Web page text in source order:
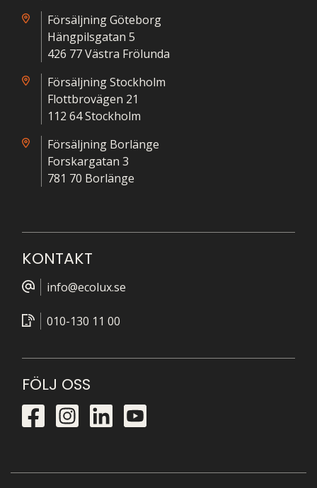
Försäljning Göteborg
Hängpilsgatan 5
426 77 Västra Frölunda
Försäljning Stockholm
Flottbrovägen 21
112 64 Stockholm
Försäljning Borlänge
Forskargatan 3
781 70 Borlänge
KONTAKT
info@ecolux.se
010-130 11 00
FÖLJ OSS